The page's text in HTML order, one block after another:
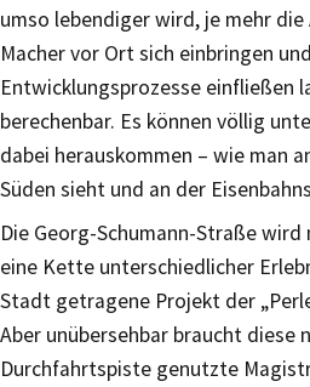
umso lebendiger wird, je mehr
Macher vor Ort sich einbringen
Entwicklungsprozesse einfließen
berechenbar. Es können völlig
dabei herauskommen – wie man
Süden sieht und an der
Die Georg-Schumann-Straße
eine Kette unterschiedlicher
Stadt getragene Projekt der
Aber unübersehbar braucht diese
Durchfahrtspiste genutzte